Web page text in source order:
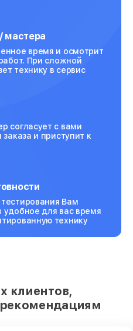
мастера
время и осмотрит
При сложной
технику в сервис
согласует с вами
и приступит к
Вам
удобное для вас время
технику
клиентов,